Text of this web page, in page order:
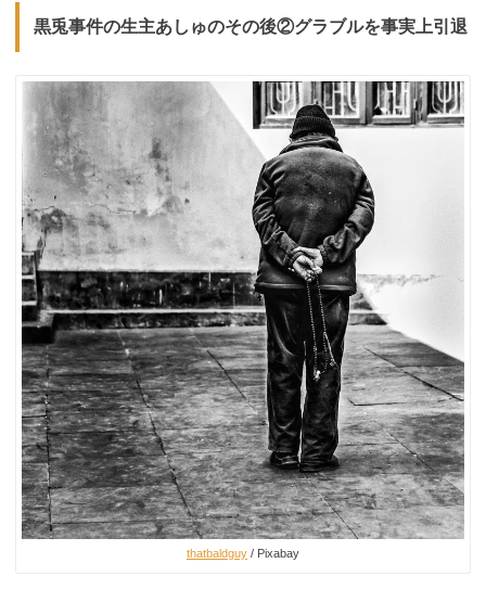
黒兎事件の生主あしゅのその後②グラブルを事実上引退
thatbaldguy / Pixabay